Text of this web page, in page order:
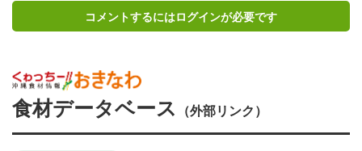
コメントするにはログインが必要です
食材データベース （外部リンク）